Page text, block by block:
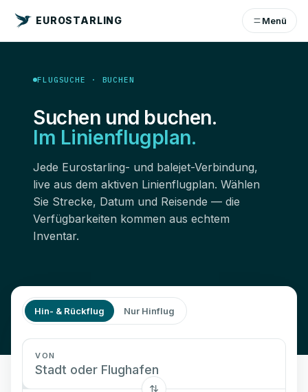
EUROSTARLING Menü
FLUGSUCHE · BUCHEN
Suchen und buchen.
Im Linienflugplan.
Jede Eurostarling- und balejet-Verbindung,
live aus dem aktiven Linienflugplan. Wählen
Sie Strecke, Datum und Reisende — die
Verfügbarkeiten kommen aus echtem
Inventar.
Hin- & Rückflug Nur Hinflug
VON